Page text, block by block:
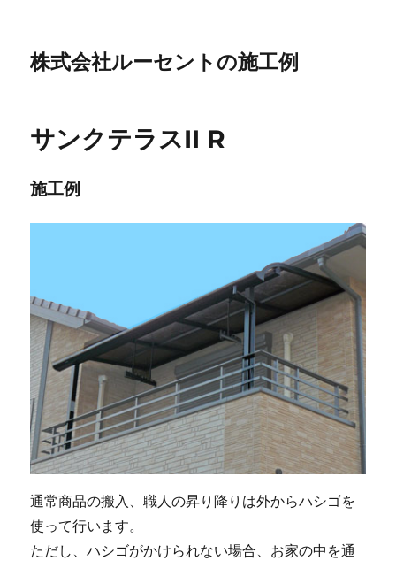
株式会社ルーセントの施工例
サンクテラスII R
施工例
通常商品の搬入、職人の昇り降りは外からハシゴを
使って行います。
ただし、ハシゴがかけられない場合、お家の中を通